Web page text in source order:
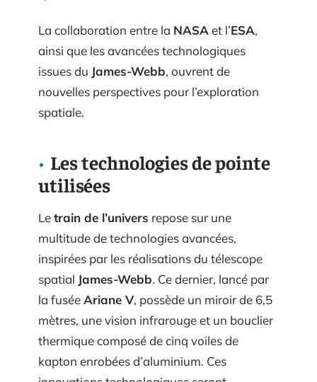
La collaboration entre la NASA et l’ESA,
ainsi que les avancées technologiques
issues du James-Webb, ouvrent de
nouvelles perspectives pour l’exploration
spatiale.
Les technologies de pointe
utilisées
Letrain de l’univers repose sur une
multitude de technologies avancées,
inspirées par les réalisations du télescope
spatial James-Webb. Ce dernier, lancé par
la fuséeAriane V, possède un miroir de 6,5
mètres, une vision infrarouge et un bouclier
thermique composé de cinq voiles de
kapton enrobées d’aluminium. Ces